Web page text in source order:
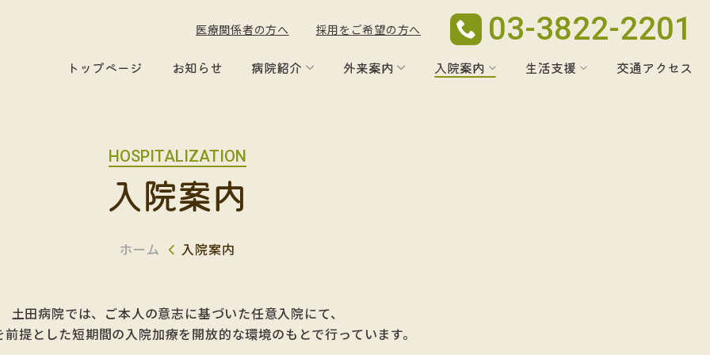
トップページ お知らせ 病院紹介 外来案内 入院案内 生活支援 交通アクセス
医療関係者の方へ 採用をご希望の方へ 03-3822-2201
HOSPITALIZATION
入院案内
ホーム 入院案内
土田病院では、ご本人の意志に基づいた任意入院にて、
提とした短期間の入院加療を開放的な環境のもとで行っています。